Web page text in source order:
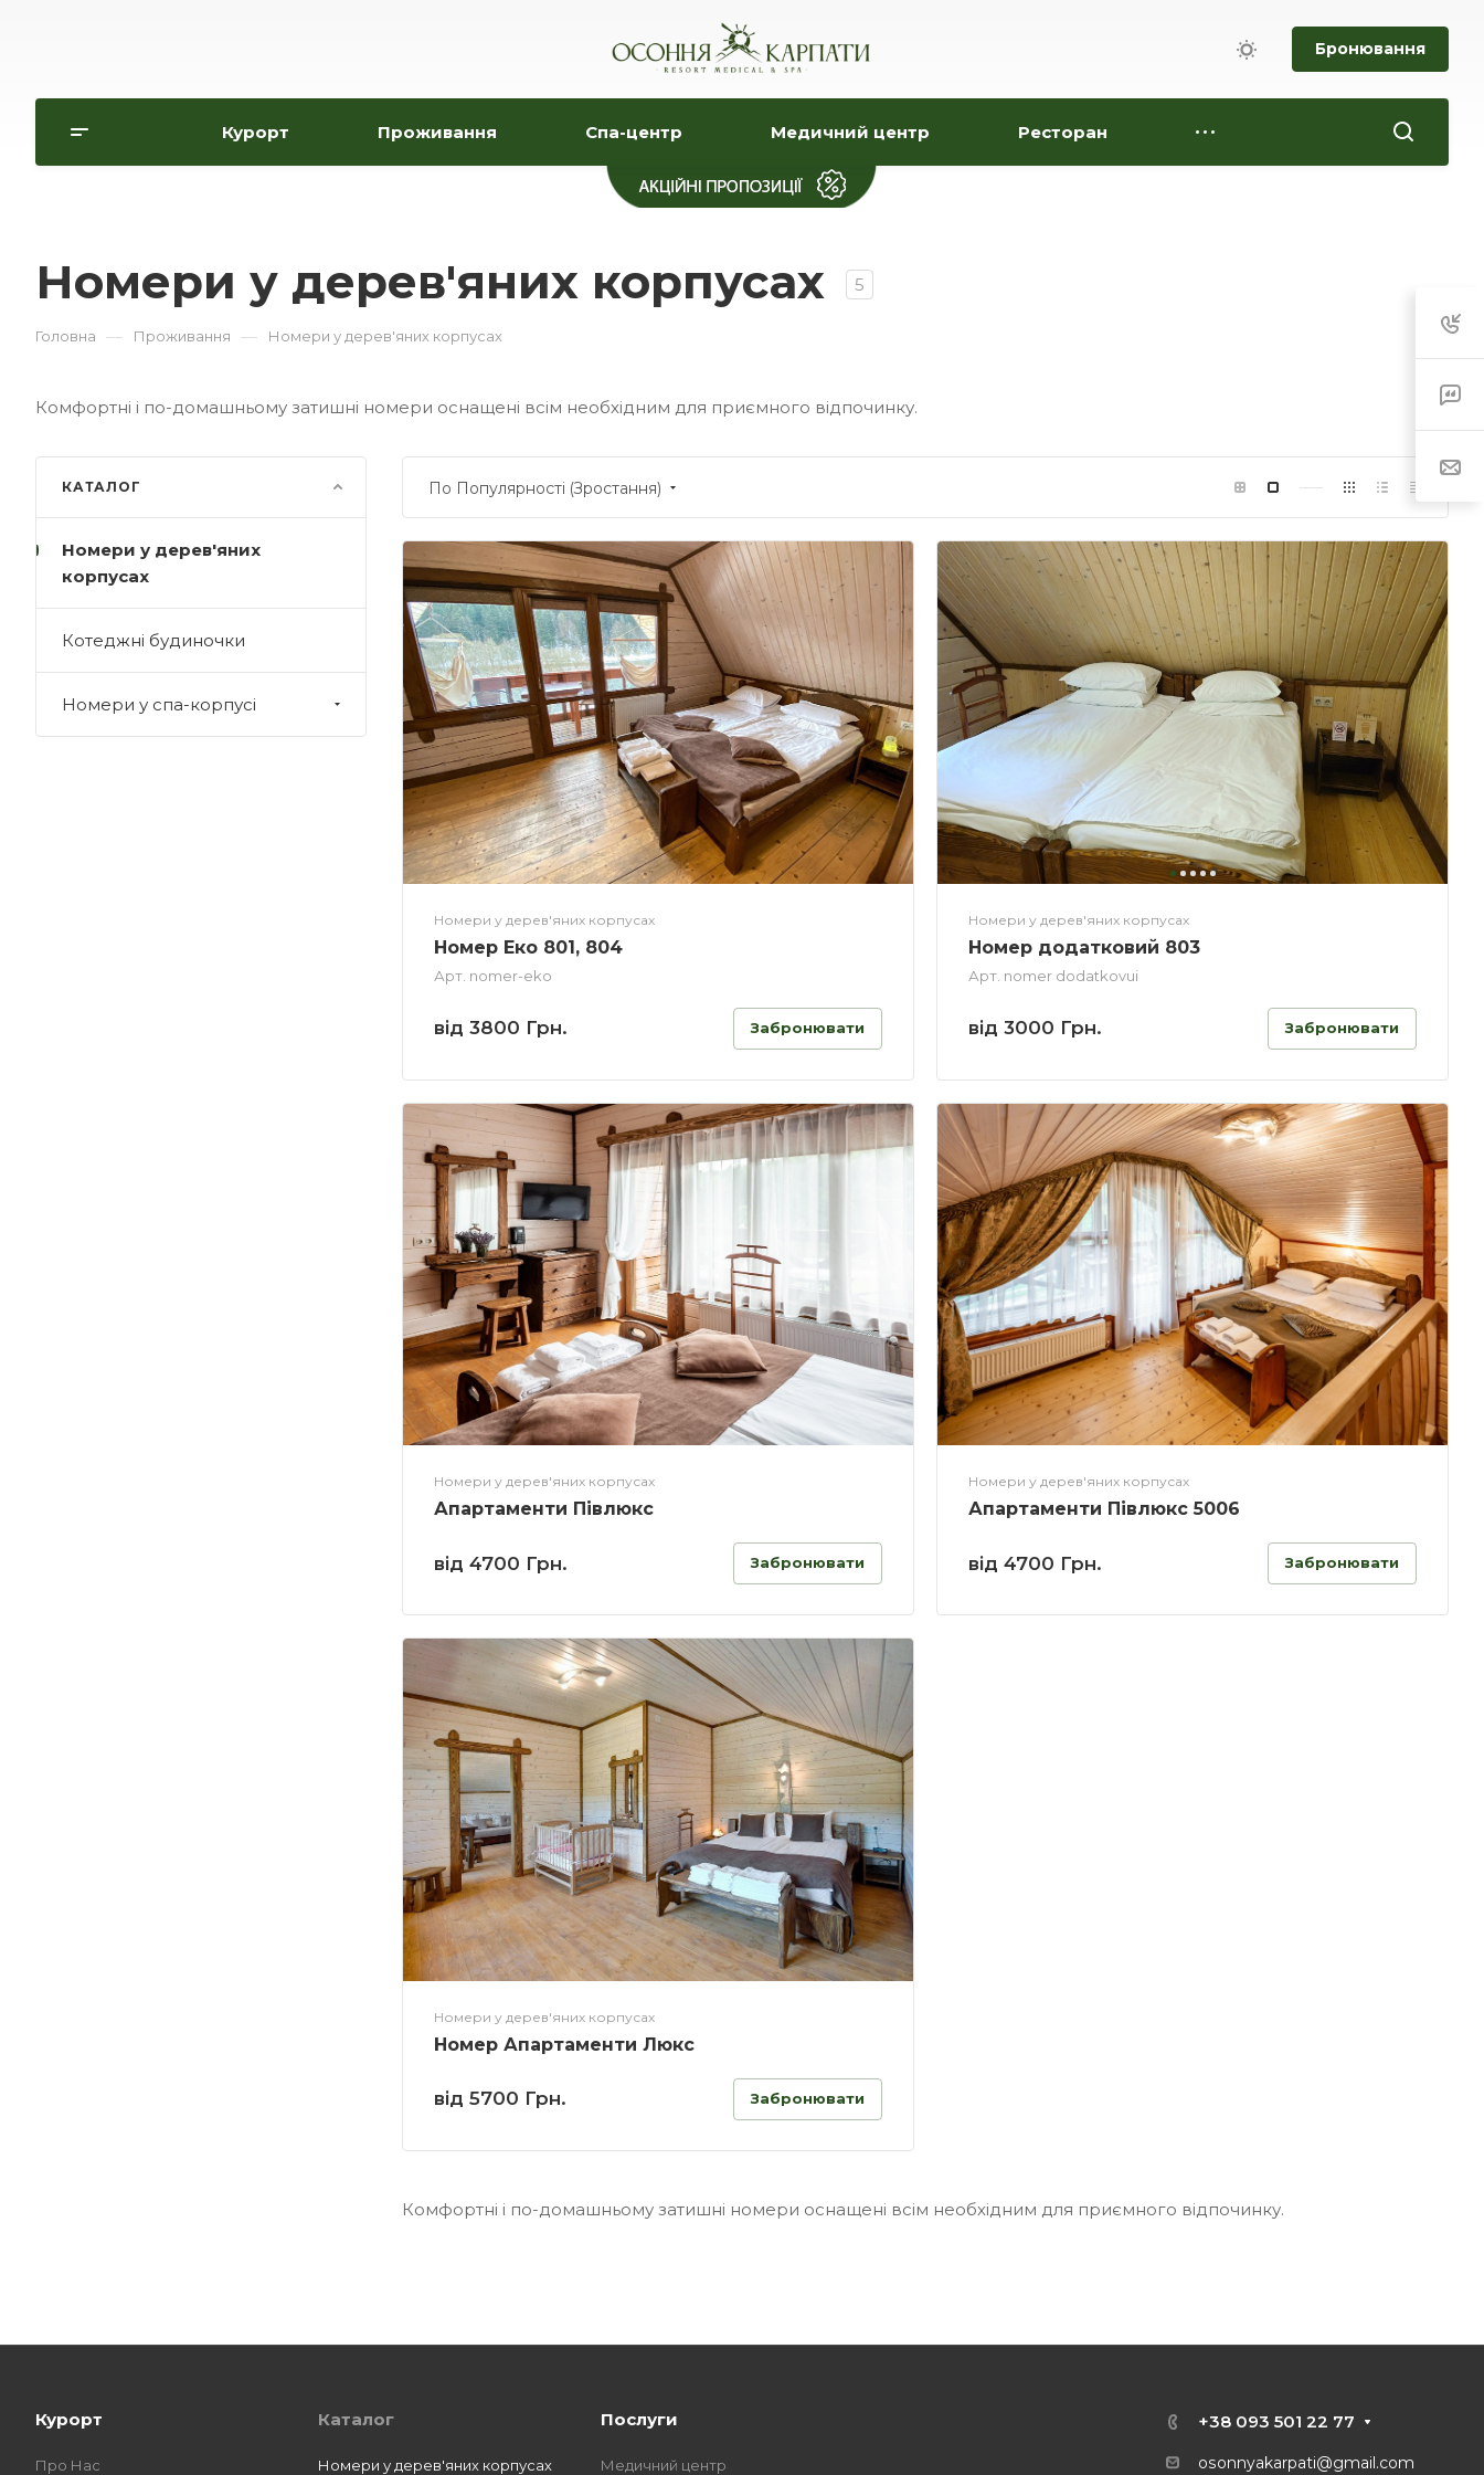
Бронювання
Курорт Проживання Спа-центр Медичний центр Ресторан
Номери у дерев'яних корпусах 5
Головна — Проживання — Номери у дерев'яних корпусах
Комфортні і по-домашньому затишні номери оснащені всім необхідним для приємного відпочинку.
По Популярності (Зростання)
Номери у дерев'яних корпусах
Номер Еко 801, 804
Арт. nomer-eko
від 3800 Грн. Забронювати
Номери у дерев'яних корпусах
Номер додатковий 803
Арт. nomer dodatkovui
від 3000 Грн. Забронювати
Номери у дерев'яних корпусах
Апартаменти Півлюкс
від 4700 Грн. Забронювати
Номери у дерев'яних корпусах
Апартаменти Півлюкс 5006
від 4700 Грн. Забронювати
Номери у дерев'яних корпусах
Номер Апартаменти Люкс
від 5700 Грн. Забронювати
Комфортні і по-домашньому затишні номери оснащені всім необхідним для приємного відпочинку.
КАТАЛОГ
Номери у дерев'яних
корпусах
Котеджні будиночки
Номери у спа-корпусі
Курорт
Про Нас
Каталог
Номери у дерев'яних корпусах
Послуги
Медичний центр
+38 093 501 22 77
osonnyakarpati@gmail.com